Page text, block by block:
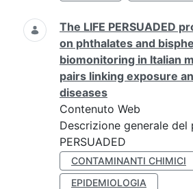
The LIFE PERSUADED
on phthalates and
biomonitoring in Italian
pairs linking exposure
diseases
Contenuto Web
Descrizione generale
PERSUADED
CONTAMINANTI CHIMICI
EPIDEMIOLOGIA